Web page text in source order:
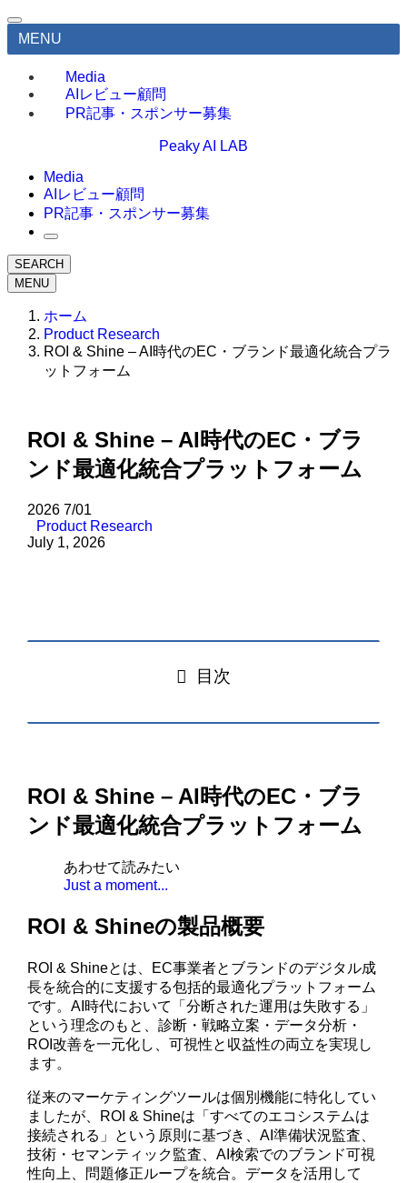
MENU
Media
AIレビュー顧問
PR記事・スポンサー募集
Peaky AI LAB
Media
AIレビュー顧問
PR記事・スポンサー募集
SEARCH
MENU
ホーム
Product Research
ROI & Shine – AI時代のEC・ブランド最適化統合プラ
ットフォーム
ROI & Shine – AI時代のEC・ブラ
ンド最適化統合プラットフォーム
2026 7/01
Product Research
July 1, 2026
目次
ROI & Shine – AI時代のEC・ブラ
ンド最適化統合プラットフォーム
あわせて読みたい
Just a moment...
ROI & Shineの製品概要
ROI & Shineとは、EC事業者とブランドのデジタル成
長を統合的に支援する包括的最適化プラットフォーム
です。AI時代において「分断された運用は失敗する」
という理念のもと、診断・戦略立案・データ分析・
ROI改善を一元化し、可視性と収益性の両立を実現し
ます。
従来のマーケティングツールは個別機能に特化してい
ましたが、ROI & Shineは「すべてのエコシステムは
接続される」という原則に基づき、AI準備状況監査、
技術・セマンティック監査、AI検索でのブランド可視
性向上、問題修正ループを統合。データを活用して